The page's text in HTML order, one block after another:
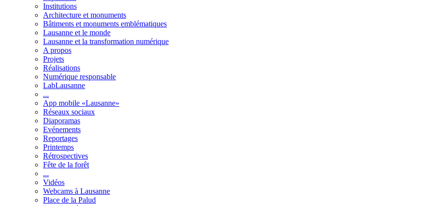
Institutions
Architecture et monuments
Bâtiments et monuments emblématiques
Lausanne et le monde
Lausanne et la transformation numérique
A propos
Projets
Réalisations
Numérique responsable
LabLausanne
...
App mobile «Lausanne»
Réseaux sociaux
Diaporamas
Evénements
Reportages
Printemps
Rétrospectives
Fête de la forêt
...
Vidéos
Webcams à Lausanne
Place de la Palud